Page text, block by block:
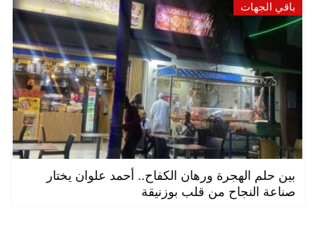
باقي الجهات
بين حلم الهجرة ورهان الكفاح.. أحمد علوان يختار
صناعة النجاح من قلب بوزنيقة